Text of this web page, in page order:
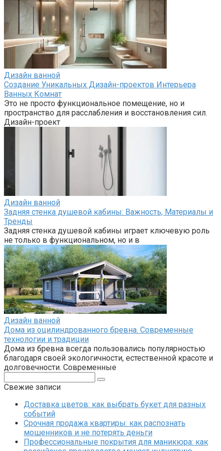
Дизайн ванной
Создание Уникальных Дизайн-проектов Интерьера
Ванных Комнат
Это не просто функциональное помещение, но и
пространство для расслабления и восстановления сил.
Дизайн-проект
Дизайн ванной
Задняя стенка душевой кабины: Важность, Материалы и
Тренды
Задняя стенка душевой кабины играет ключевую роль
не только в функциональном, но и в
Дизайн ванной
Дома из оцилиндрованного бревна. Современные
технологии и традиции
Дома из бревна всегда пользовались популярностью
благодаря своей экологичности, естественной красоте и
долговечности. Современные
Свежие записи
Доставка цветов: как выбрать букет для разных
событий
Срочная продажа квартиры: как распознать
мошенников и не потерять деньги
Профессиональные покрытия для маникюра: как